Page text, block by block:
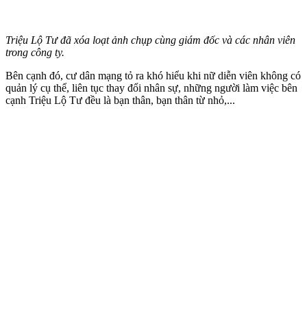
Triệu Lộ Tư đã xóa loạt ảnh chụp cùng giám đốc và các nhân viên
trong công ty.
Bên cạnh đó, cư dân mạng tỏ ra khó hiểu khi nữ diễn viên không có
quản lý cụ thể, liên tục thay đổi nhân sự, những người làm việc bên
cạnh Triệu Lộ Tư đều là bạn thân, bạn thân từ nhỏ,...